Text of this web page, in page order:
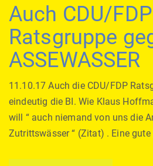
Auch CDU/FDP
Ratsgruppe
ASSEWASSER
11.10.17 Auch die CDU/FDP
eindeutig die BI. Wie Klaus
will “ auch niemand von uns die
Zutrittswässer “ (Zitat) . Eine gute